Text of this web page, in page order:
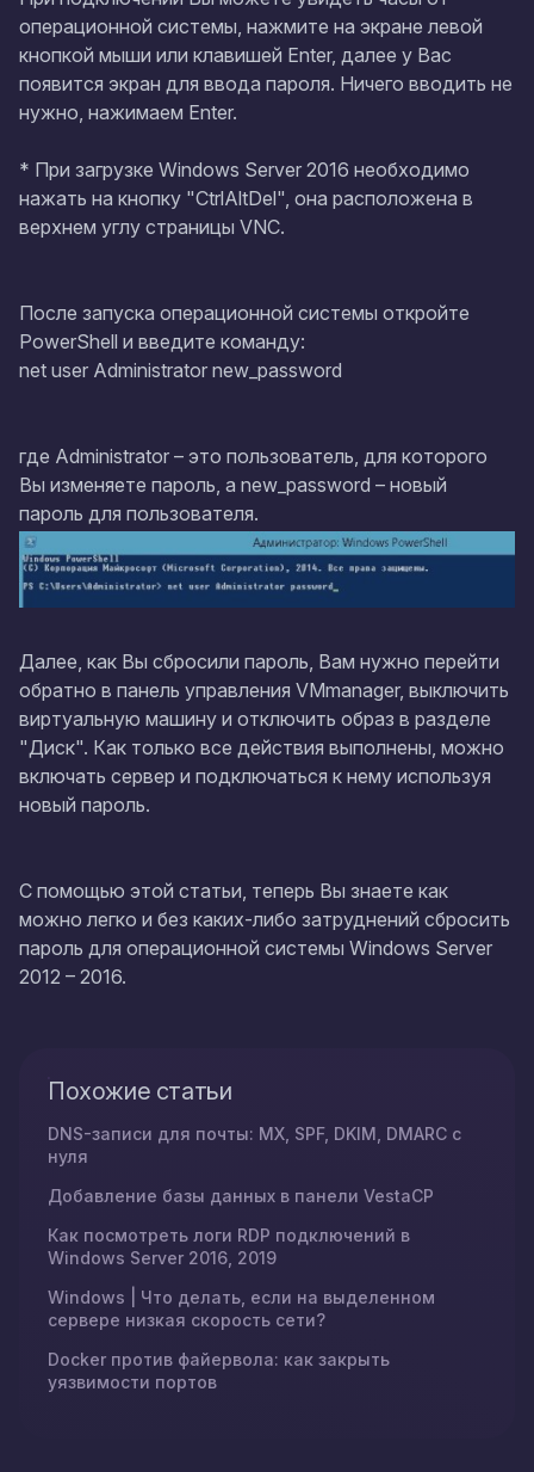
операционной системы, нажмите на экране левой
кнопкой мыши или клавишей Enter, далее у Вас
появится экран для ввода пароля. Ничего вводить не
нужно, нажимаем Enter.
* При загрузке Windows Server 2016 необходимо
нажать на кнопку "CtrlAltDel", она расположена в
верхнем углу страницы VNC.
После запуска операционной системы откройте
PowerShell и введите команду:
net user Administrator new_password
где Administrator – это пользователь, для которого
Вы изменяете пароль, а new_password – новый
пароль для пользователя.
Далее, как Вы сбросили пароль, Вам нужно перейти
обратно в панель управления VMmanager, выключить
виртуальную машину и отключить образ в разделе
"Диск". Как только все действия выполнены, можно
включать сервер и подключаться к нему используя
новый пароль.
С помощью этой статьи, теперь Вы знаете как
можно легко и без каких-либо затруднений сбросить
пароль для операционной системы Windows Server
2012 – 2016.
Похожие статьи
DNS-записи для почты: MX, SPF, DKIM, DMARC с
нуля
Добавление базы данных в панели VestaCP
Как посмотреть логи RDP подключений в
Windows Server 2016, 2019
Windows | Что делать, если на выделенном
сервере низкая скорость сети?
Docker против файервола: как закрыть
уязвимости портов